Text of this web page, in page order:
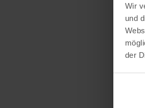
Wir
und
der